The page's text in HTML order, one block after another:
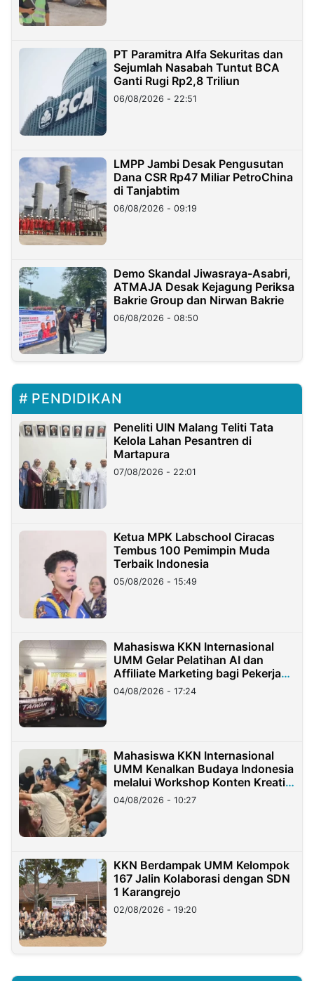
PT Paramitra Alfa Sekuritas dan
Sejumlah Nasabah Tuntut BCA
Ganti Rugi Rp2,8 Triliun
06/08/2026 - 22:51
LMPP Jambi Desak Pengusutan
Dana CSR Rp47 Miliar PetroChina
di Tanjabtim
06/08/2026 - 09:19
Demo Skandal Jiwasraya-Asabri,
ATMAJA Desak Kejagung Periksa
Bakrie Group dan Nirwan Bakrie
06/08/2026 - 08:50
PENDIDIKAN
Peneliti UIN Malang Teliti Tata
Kelola Lahan Pesantren di
Martapura
07/08/2026 - 22:01
Ketua MPK Labschool Ciracas
Tembus 100 Pemimpin Muda
Terbaik Indonesia
05/08/2026 - 15:49
Mahasiswa KKN Internasional
UMM Gelar Pelatihan AI dan
Affiliate Marketing bagi Pekerja
Migran Indonesia di Taiwan
04/08/2026 - 17:24
Mahasiswa KKN Internasional
UMM Kenalkan Budaya Indonesia
melalui Workshop Konten Kreatif
di Taiwan
04/08/2026 - 10:27
KKN Berdampak UMM Kelompok
167 Jalin Kolaborasi dengan SDN
1 Karangrejo
02/08/2026 - 19:20